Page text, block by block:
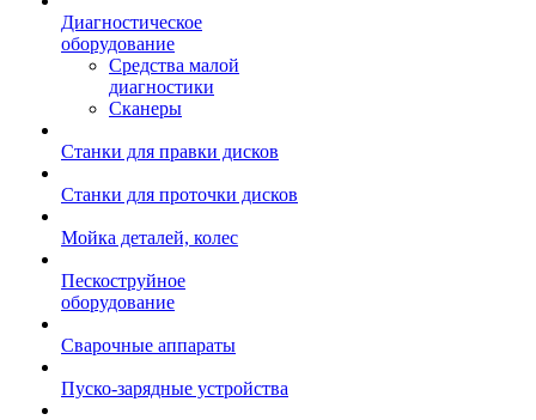
Диагностическое
оборудование
Средства малой
диагностики
Сканеры
Станки для правки дисков
Станки для проточки дисков
Мойка деталей, колес
Пескоструйное
оборудование
Сварочные аппараты
Пуско-зарядные устройства